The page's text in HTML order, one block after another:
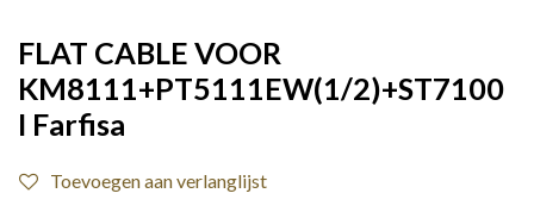
FLAT CABLE VOOR
KM8111+PT5111EW(1/2)+ST7100
I Farfisa
Toevoegen aan verlanglijst